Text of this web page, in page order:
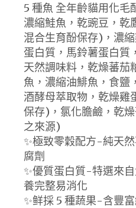
5 種魚 全年齡貓用化毛
濃縮鮭魚，乾豌豆，乾
混合生育酚保存)，濃
蛋白質，馬鈴薯蛋白質
天然調味料，乾燥蕃茄
魚，濃縮油鯡魚，食鹽
酒酵母萃取物，乾燥雞
保存)，氯化膽鹼，乾
之來源)
✨極致零穀配方-純天
腐劑
✨優質蛋白質-特選來
養完整易消化
✨鲜採 5 種蔬果-含豐